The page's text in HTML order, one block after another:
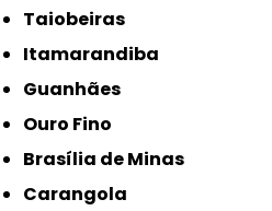
Taiobeiras
Itamarandiba
Guanhães
Ouro Fino
Brasília de Minas
Carangola